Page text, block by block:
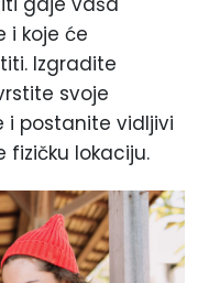
i koje će
Izgradite
svoje
i postanite vidljivi
lokaciju.